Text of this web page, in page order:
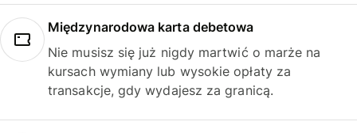
Międzynarodowa karta debetowa
Nie musisz się już nigdy martwić o marże na
kursach wymiany lub wysokie opłaty za
transakcje, gdy wydajesz za granicą.